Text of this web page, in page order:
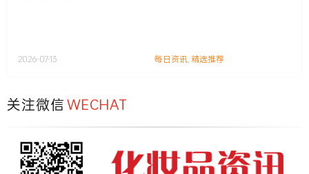
2026-07-13 每日资讯,精选推荐
关注微信WECHAT